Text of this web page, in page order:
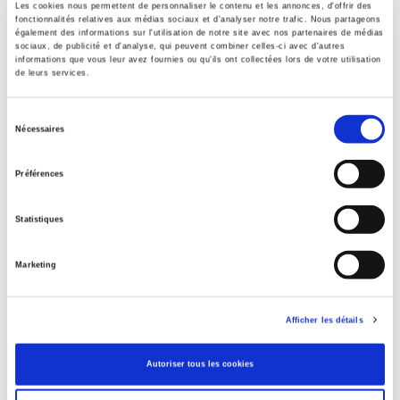
Les cookies nous permettent de personnaliser le contenu et les annonces, d'offrir des
fonctionnalités relatives aux médias sociaux et d'analyser notre trafic. Nous partageons
également des informations sur l'utilisation de notre site avec nos partenaires de médias
sociaux, de publicité et d'analyse, qui peuvent combiner celles-ci avec d'autres
informations que vous leur avez fournies ou qu'ils ont collectées lors de votre utilisation
de leurs services.
Nécessaires
Préférences
Statistiques
Marketing
Afficher les détails
Autoriser tous les cookies
Auteur
Donna Della Porta,Olivier Fillieule
Collection
Académique
Langue
Sociétés en mouvement
Internet Hierarchy
Sociétés en mouvement
Internet Hierarchy>Société
Internet Hierarchy>Sociologie
POL000000 POLITICAL SCIENCE